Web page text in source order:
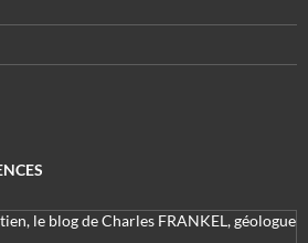
le blog de Charles FRANKEL, géologue